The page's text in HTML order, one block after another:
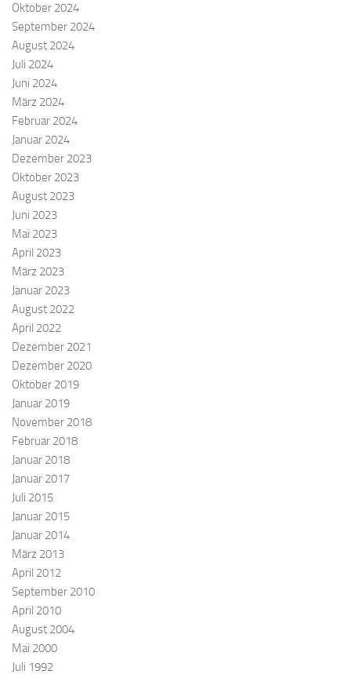
Oktober 2024
September 2024
August 2024
Juli 2024
Juni 2024
März 2024
Februar 2024
Januar 2024
Dezember 2023
Oktober 2023
August 2023
Juni 2023
Mai 2023
April 2023
März 2023
Januar 2023
August 2022
April 2022
Dezember 2021
Dezember 2020
Oktober 2019
Januar 2019
November 2018
Februar 2018
Januar 2018
Januar 2017
Juli 2015
Januar 2015
Januar 2014
März 2013
April 2012
September 2010
April 2010
August 2004
Mai 2000
Juli 1992